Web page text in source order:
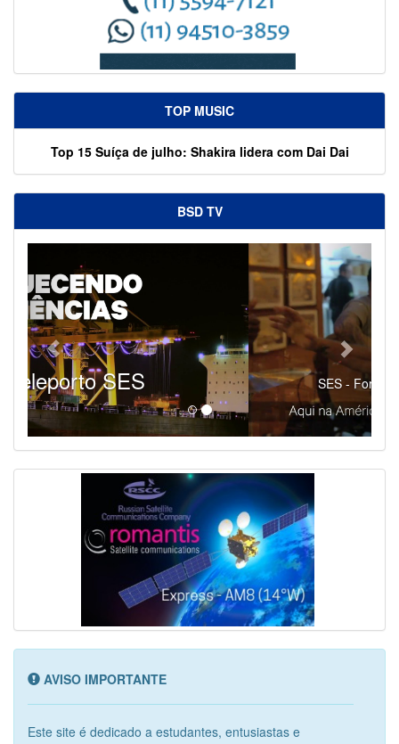
TOP MUSIC
Top 15 Suíça de julho: Shakira lidera com Dai Dai
BSD TV
SES - Fornecendo Esportes Ao Vivo
AVISO IMPORTANTE
Este site é dedicado a estudantes, entusiastas e